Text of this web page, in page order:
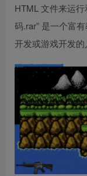
HTML 文件来运
码.rar” 是一个富
开发或游戏开发的